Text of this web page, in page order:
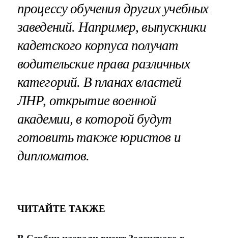
процессу обучения других учебных
заведений. Например, выпускники
кадетского корпуса получат
водительские права различных
категорий. В планах властей
ЛНР, открытие военной
академии, в которой будут
готовить также юристов и
дипломатов.
ЧИТАЙТЕ ТАКЖЕ